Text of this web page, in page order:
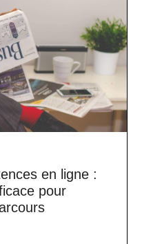
en ligne :
pour